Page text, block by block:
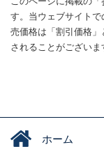
す。当ウェブサイト
売価格は「割引価格
されることがございま
ホーム